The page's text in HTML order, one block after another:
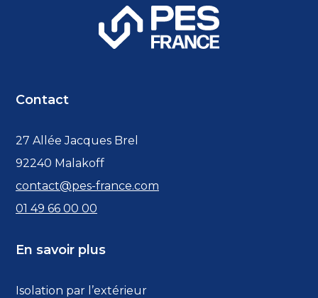
Contact
27 Allée Jacques Brel
92240 Malakoff
contact@pes-france.com
01 49 66 00 00
En savoir plus
Isolation par l’extérieur